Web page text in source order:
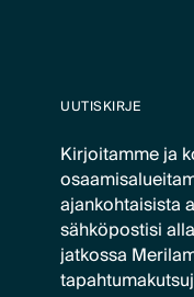
UUTISKIRJE
Kirjoitamme ja
ajankohtaisista
sähköpostisi
jatkossa